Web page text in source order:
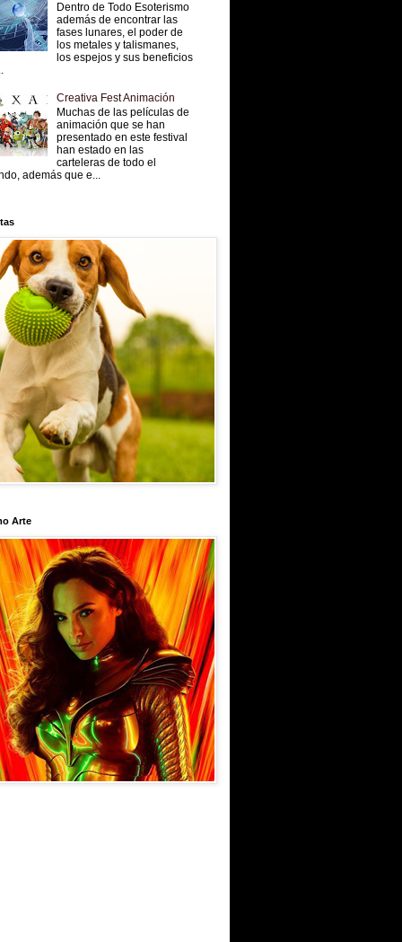
Dentro de Todo Esoterismo
además de encontrar las
fases lunares, el poder de
los metales y talismanes,
los espejos y sus beneficios
Creativa Fest Animación
Muchas de las películas de
animación que se han
presentado en este festival
han estado en las
carteleras de todo el
además que e...
Arte